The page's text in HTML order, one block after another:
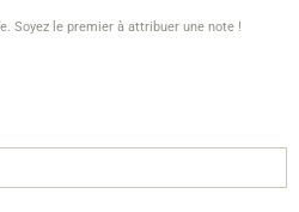
Soyez le premier à attribuer une note !